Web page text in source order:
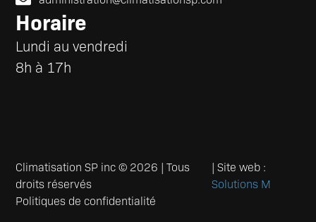
Horaire
Lundi au vendredi
8h à 17h
Climatisation SP inc © 2026 | Tous
droits réservés
| Site web :
Solutions M
Politiques de confidentialité